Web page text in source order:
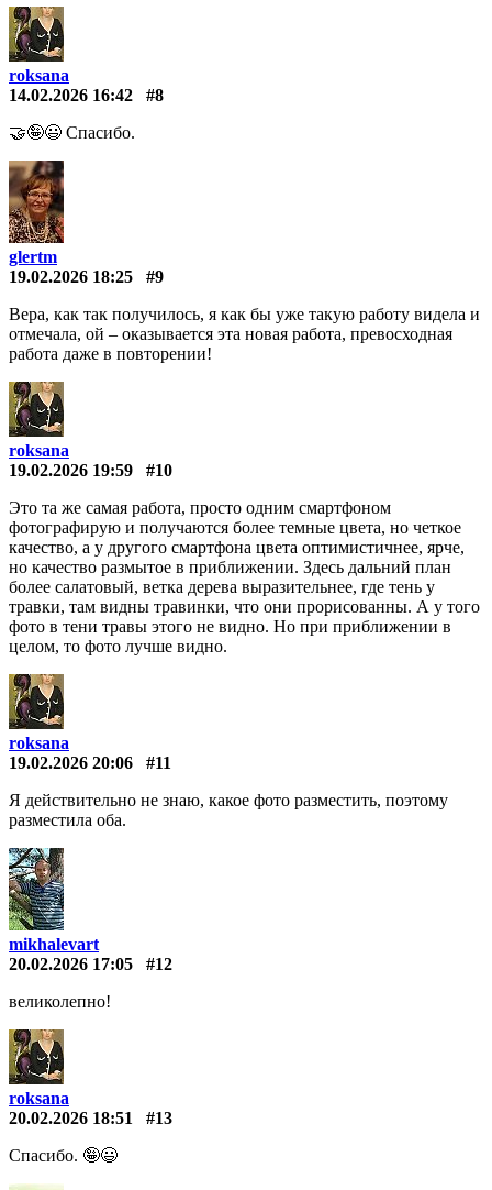
roksana
14.02.2026 16:42
#8
🤝🤪😃 Спасибо.
glertm
19.02.2026 18:25
#9
Вера, как так получилось, я как бы уже такую работу видела и
отмечала, ой – оказывается эта новая работа, превосходная
работа даже в повторении!
roksana
19.02.2026 19:59
#10
Это та же самая работа, просто одним смартфоном
фотографирую и получаются более темные цвета, но четкое
качество, а у другого смартфона цвета оптимистичнее, ярче,
но качество размытое в приближении. Здесь дальний план
более салатовый, ветка дерева выразительнее, где тень у
травки, там видны травинки, что они прорисованны. А у того
фото в тени травы этого не видно. Но при приближении в
целом, то фото лучше видно.
roksana
19.02.2026 20:06
#11
Я действительно не знаю, какое фото разместить, поэтому
разместила оба.
mikhalevart
20.02.2026 17:05
#12
великолепно!
roksana
20.02.2026 18:51
#13
Спасибо. 🤪😃